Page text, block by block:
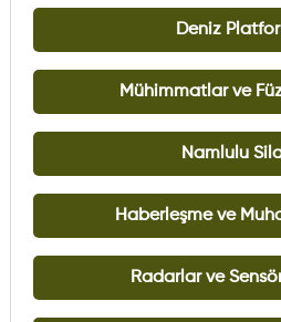
Deniz
Mühimmatlar ve
Namlulu
Haberleşme ve
Radarlar ve